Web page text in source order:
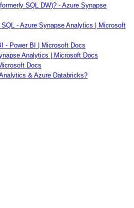
SQL DW)? - Azure Synapse
- Azure Synapse Analytics | Microsoft
- Power BI | Microsoft Docs
Analytics | Microsoft Docs
Docs
& Azure Databricks?